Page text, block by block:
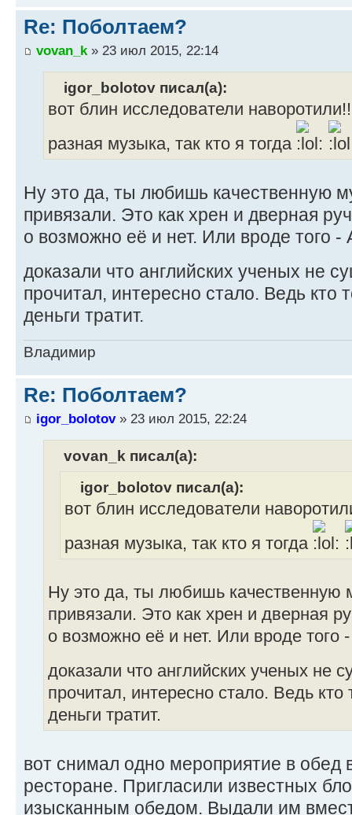
Re: Поболтаем?
vovan_k » 23 июл 2015, 22:14
igor_bolotov писал(а):
вот блин исследователи
разная музыка, так кто я тогда
Ну это да, ты любишь качественную
привязали. Это как хрен и дверная
о возможно её и нет. Или вроде того -
доказали что английских ученых не
прочитал, интересно стало. Ведь кто
деньги тратит.
Владимир
Re: Поболтаем?
igor_bolotov» 23 июл 2015, 22:24
vovan_k писал(а):
igor_bolotov писал(а):
вот блин исследователи
разная музыка, так кто я тогда
Ну это да, ты любишь качественную
привязали. Это как хрен и дверная
о возможно её и нет. Или вроде того
доказали что английских ученых не
прочитал, интересно стало. Ведь кто
деньги тратит.
вот снимал одно мероприятие в обед
ресторане. Пригласили известных
изысканным обедом. Выдали им